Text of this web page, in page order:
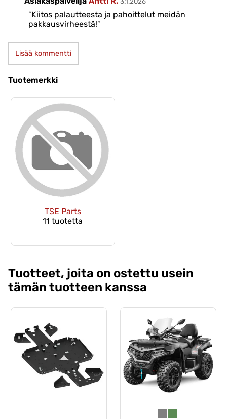
Kiitos palautteesta ja pahoittelut meidän
pakkausvirheestä!
Lisää kommentti
Tuotemerkki
TSE Parts
11 tuotetta
Tuotteet, joita on ostettu usein
tämän tuotteen kanssa